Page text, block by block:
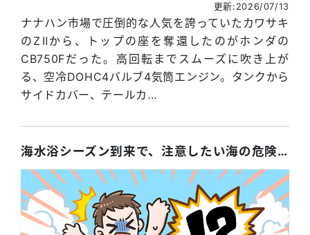
更新:2026/07/13
ナナハン市場で圧倒的な人気を誇っていたカワサキ
のZⅡから、トップの座を奪還したのがホンダの
CB750Fだった。高回転までスムーズに吹き上が
る、空冷DOHC4バルブ4気筒エンジン。タンクから
サイドカバー、テールカ...
海水浴シーズン到来で、注意したい海の危険な生き物。特に多いのは、海中や砂浜に潜む「クラゲ」による被害